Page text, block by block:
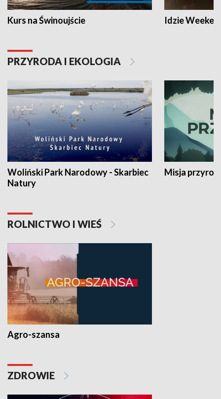
Kurs na Świnoujście Idzie
PRZYRODA I EKOLOGIA
Woliński Park Narodowy - Skarbiec
Natury
Misja
ROLNICTWO I WIEŚ
Agro-szansa
ZDROWIE